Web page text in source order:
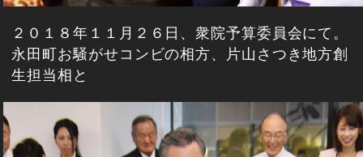
２０１８年１１月２６日、衆院予算委員会にて。
永田町お騒がせコンビの相方、片山さつき地方創
生担当相と